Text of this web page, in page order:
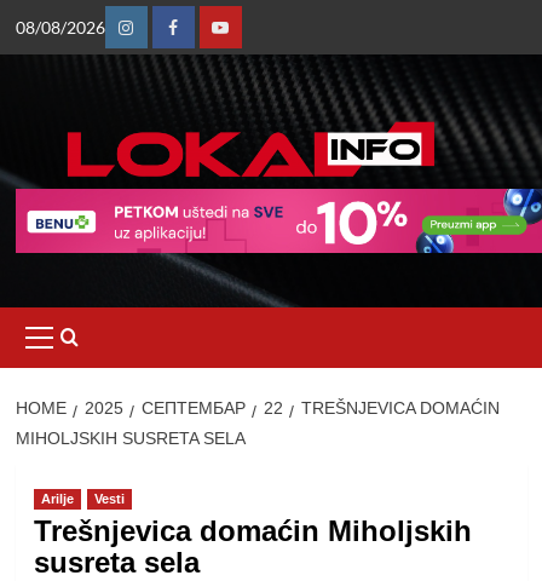
08/08/2026
InstagramFacebookYoutube
Menu
HOME 2025 СЕПТЕМБАР 22
TREŠNJEVICA DOMAĆIN
MIHOLJSKIH SUSRETA SELA
Arilje Vesti
Trešnjevica domaćin Miholjskih
susreta sela